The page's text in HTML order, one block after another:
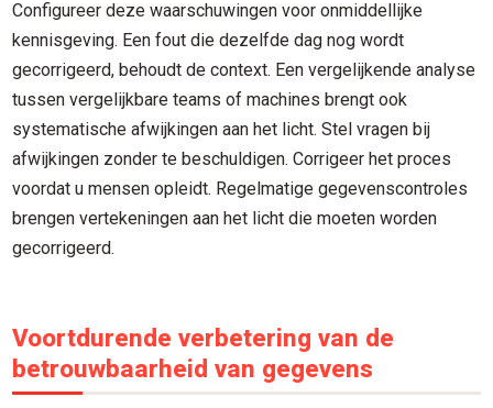
Configureer deze waarschuwingen voor onmiddellijke
kennisgeving. Een fout die dezelfde dag nog wordt
gecorrigeerd, behoudt de context. Een vergelijkende analyse
tussen vergelijkbare teams of machines brengt ook
systematische afwijkingen aan het licht. Stel vragen bij
afwijkingen zonder te beschuldigen. Corrigeer het proces
voordat u mensen opleidt. Regelmatige gegevenscontroles
brengen vertekeningen aan het licht die moeten worden
gecorrigeerd.
Voortdurende verbetering van de
betrouwbaarheid van gegevens